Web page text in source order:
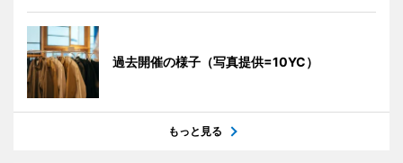
過去開催の様子（写真提供=10YC）
もっと見る